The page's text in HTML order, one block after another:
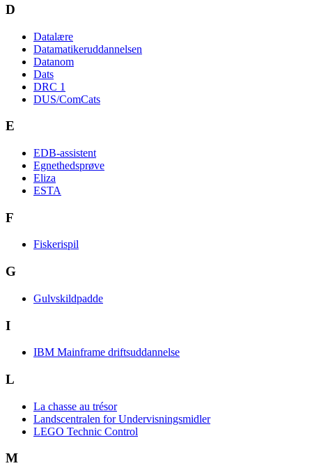
D
Datalære
Datamatikeruddannelsen
Datanom
Dats
DRC 1
DUS/ComCats
E
EDB-assistent
Egnethedsprøve
Eliza
ESTA
F
Fiskerispil
G
Gulvskildpadde
I
IBM Mainframe driftsuddannelse
L
La chasse au trésor
Landscentralen for Undervisningsmidler
LEGO Technic Control
M